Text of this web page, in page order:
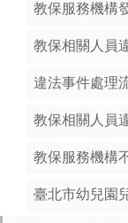
教保服務機構
教保相關人員
違法事件處理
教保相關人員
教保服務機構
臺北市幼兒園